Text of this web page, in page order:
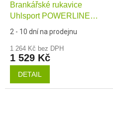
Brankářské rukavice
Uhlsport POWERLINE
Supersoft HN
2 - 10 dní na prodejnu
1 264 Kč bez DPH
1 529 Kč
DETAIL